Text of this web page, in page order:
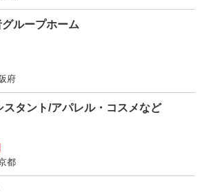
ループホーム
府
スタント/アパレル・コスメなど
都